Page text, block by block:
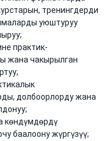
тренингдерди
уюштуруу
практик-
жана чакырылган
долбоорлорду жана
көндүмдөрдү
баалоону жүргүзүү;